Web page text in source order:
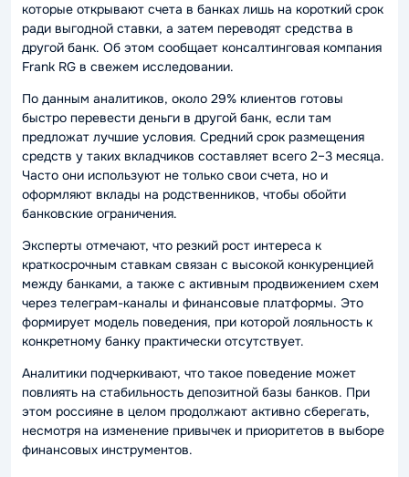
которые открывают счета в банках лишь на короткий срок
ради выгодной ставки, а затем переводят средства в
другой банк. Об этом сообщает консалтинговая компания
Frank RG в свежем исследовании.
По данным аналитиков, около 29% клиентов готовы
быстро перевести деньги в другой банк, если там
предложат лучшие условия. Средний срок размещения
средств у таких вкладчиков составляет всего 2–3 месяца.
Часто они используют не только свои счета, но и
оформляют вклады на родственников, чтобы обойти
банковские ограничения.
Эксперты отмечают, что резкий рост интереса к
краткосрочным ставкам связан с высокой конкуренцией
между банками, а также с активным продвижением схем
через телеграм-каналы и финансовые платформы. Это
формирует модель поведения, при которой лояльность к
конкретному банку практически отсутствует.
Аналитики подчеркивают, что такое поведение может
повлиять на стабильность депозитной базы банков. При
этом россияне в целом продолжают активно сберегать,
несмотря на изменение привычек и приоритетов в выборе
финансовых инструментов.